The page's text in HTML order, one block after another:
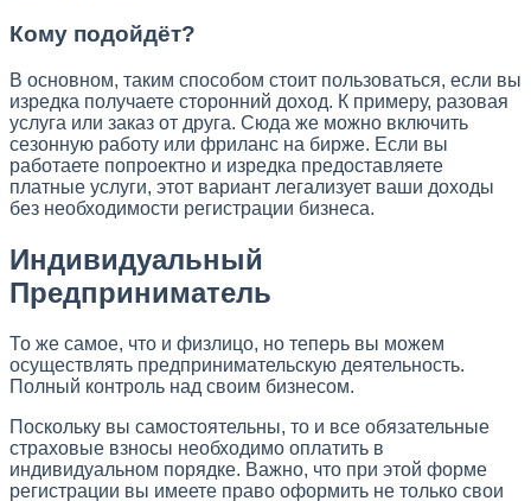
Кому подойдёт?
В основном, таким способом стоит пользоваться, если вы
изредка получаете сторонний доход. К примеру, разовая
услуга или заказ от друга. Сюда же можно включить
сезонную работу или фриланс на бирже. Если вы
работаете попроектно и изредка предоставляете
платные услуги, этот вариант легализует ваши доходы
без необходимости регистрации бизнеса.
Индивидуальный
Предприниматель
То же самое, что и физлицо, но теперь вы можем
осуществлять предпринимательскую деятельность.
Полный контроль над своим бизнесом.
Поскольку вы самостоятельны, то и все обязательные
страховые взносы необходимо оплатить в
индивидуальном порядке. Важно, что при этой форме
регистрации вы имеете право оформить не только свои